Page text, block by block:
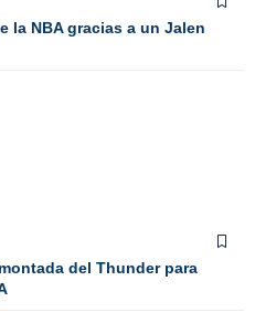
la NBA gracias a un Jalen
del Thunder para